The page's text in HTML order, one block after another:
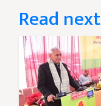
Read next